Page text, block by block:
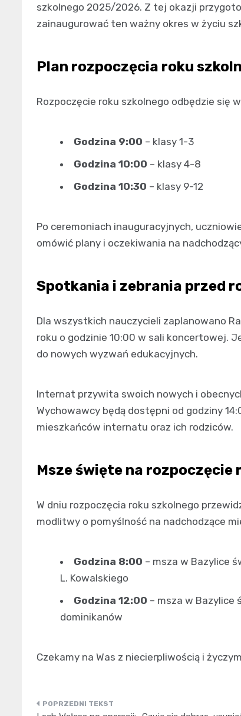
szkolnego 2025/2026. Z tej okazji
zainaugurować ten ważny okres w życiu
Plan rozpoczęcia roku
Rozpoczęcie roku szkolnego odbędzie się
Godzina 9:00 – klasy 1-3
Godzina 10:00 – klasy 4-8
Godzina 10:30 – klasy 9-12
Po ceremoniach inauguracyjnych,
omówić plany i oczekiwania na
Spotkania i zebrania przed
Dla wszystkich nauczycieli zaplanowano
roku o godzinie 10:00 w sali koncertowej.
do nowych wyzwań edukacyjnych.
Internat przywita swoich nowych i
Wychowawcy będą dostępni od godziny
mieszkańców internatu oraz ich rodziców.
Msze święte na rozpoczęcie
W dniu rozpoczęcia roku szkolnego
modlitwy o pomyślność na nadchodzące
Godzina 8:00 – msza w Bazylice
L. Kowalskiego
Godzina 12:00 – msza w Bazylice
dominikanów
Czekamy na Was z niecierpliwością i
Nawigacja